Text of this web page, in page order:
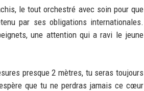
le tout orchestré avec soin pour que
par ses obligations internationales.
une attention qui a ravi le jeune
presque 2 mètres, tu seras toujours
que tu ne perdras jamais ce cœur